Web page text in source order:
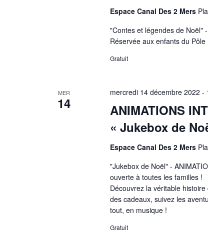
Espace Canal Des 2 Mers
"Contes et légendes de Noël"
Réservée aux enfants du
Gratuit
MER
14
ANIMATIONS
« Jukebox de
mercredi 14 décembre 2022 -
Espace Canal Des 2 Mers
"Jukebox de Noël" -
ouverte à toutes les familles !
Découvrez la véritable
des cadeaux, suivez les
tout, en musique !
Gratuit